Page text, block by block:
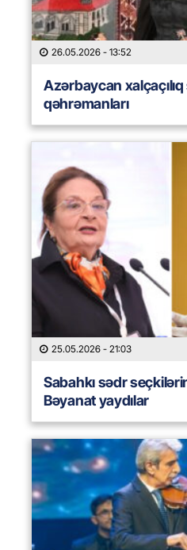
26.05.2026 - 13:52
Azərbaycan
qəhrəmanları
25.05.2026 - 21:03
Sabahkı sədr
Bəyanat yaydılar